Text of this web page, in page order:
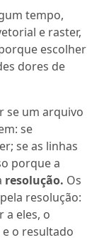
tempo,
e raster,
escolher
dores de
se um arquivo
se
se as linhas
porque a
resolução. Os
resolução:
a eles, o
o resultado